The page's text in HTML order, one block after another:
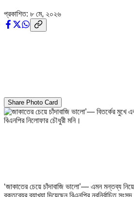
প্রকাশিত: ৮ মে, ২০২৬
Share Photo Card
‘জাকাতের চেয়ে চাঁদাবাজি ভালো’— এমন মন্তব্য নিয়ে
বক্তব্যের ব্যাখ্যা দিয়েছেন বিএনপির নবনির্বাচিত